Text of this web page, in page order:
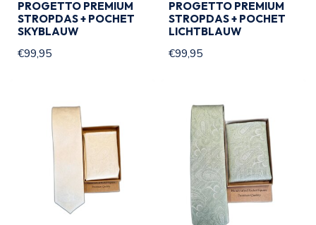
PROGETTO PREMIUM
STROPDAS + POCHET
SKYBLAUW
€99,95
PROGETTO PREMIUM
STROPDAS + POCHET
LICHTBLAUW
€99,95